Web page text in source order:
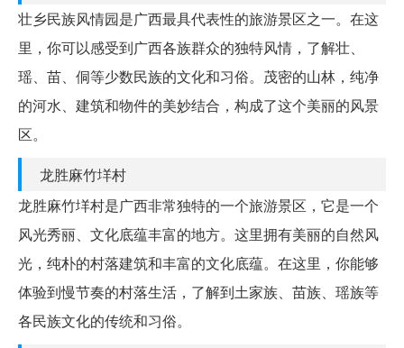
壮乡民族风情园是广西最具代表性的旅游景区之一。在这
里，你可以感受到广西各族群众的独特风情，了解壮、
瑶、苗、侗等少数民族的文化和习俗。茂密的山林，纯净
的河水、建筑和物件的美妙结合，构成了这个美丽的风景
区。
龙胜麻竹垟村
龙胜麻竹垟村是广西非常独特的一个旅游景区，它是一个
风光秀丽、文化底蕴丰富的地方。这里拥有美丽的自然风
光，纯朴的村落建筑和丰富的文化底蕴。在这里，你能够
体验到慢节奏的村落生活，了解到土家族、苗族、瑶族等
各民族文化的传统和习俗。